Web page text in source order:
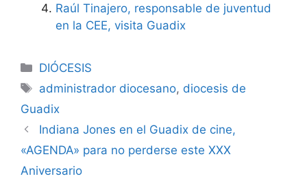
Raúl Tinajero, responsable de juventud
en la CEE, visita Guadix
Categorías
DIÓCESIS
Etiquetas
administrador diocesano, diocesis de
Guadix
Indiana Jones en el Guadix de cine,
«AGENDA» para no perderse este XXX
Aniversario